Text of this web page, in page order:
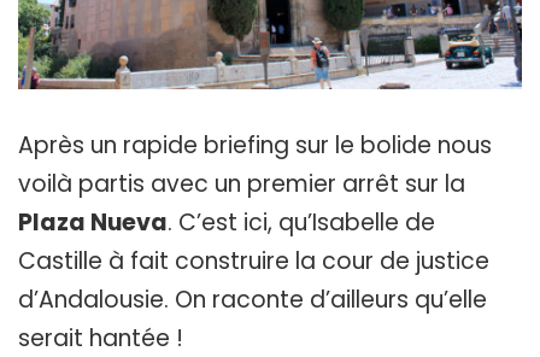
Après un rapide briefing sur le bolide nous
voilà partis avec un premier arrêt sur la
Plaza Nueva. C’est ici, qu’Isabelle de
Castille à fait construire la cour de justice
d’Andalousie. On raconte d’ailleurs qu’elle
serait hantée !